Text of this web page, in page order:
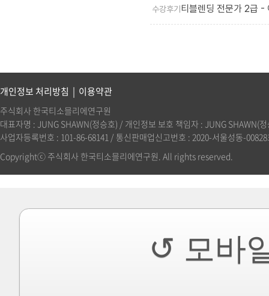
수강후기 티블렌딩 전문가 2급 -
개인정보 처리방침 | 이용약관
주식회사 한국티소믈리에연구원
대표자명 : JUNG SHAWN(정승호) / 개인정보 보호 책임자 : JUNG
사업자등록번호 : 101-86-68141 / 통신판매업신고번호 : 2020-서울성동-
Copyrightⓒ 주식회사 한국티소믈리에연구원. All rights reserved.
↺ 모바